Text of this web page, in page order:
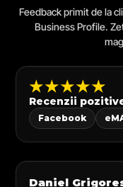
Feedback primit de la
Business Profile.
★★★★★
Recenzii
Facebook
Daniel